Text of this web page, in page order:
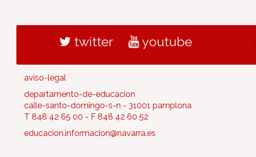
twitter youtube
aviso-legal
departamento-de-educacion
calle-santo-domingo-s-n - 31001 pamplona
T 848 42 65 00 - F 848 42 60 52
educacion.informacion@navarra.es